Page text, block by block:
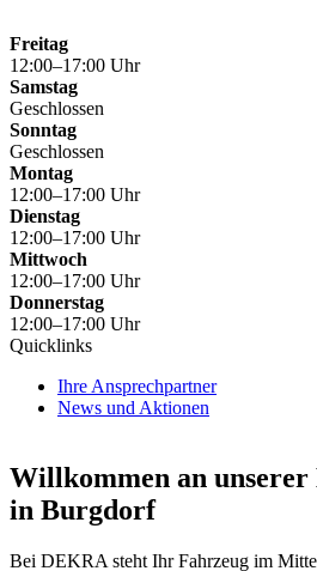
Freitag
12:00–17:00 Uhr
Samstag
Geschlossen
Sonntag
Geschlossen
Montag
12:00–17:00 Uhr
Dienstag
12:00–17:00 Uhr
Mittwoch
12:00–17:00 Uhr
Donnerstag
12:00–17:00 Uhr
Quicklinks
Ihre Ansprechpartner
News und Aktionen
Willkommen an
in Burgdorf
Bei DEKRA steht Ihr Fahrzeug im